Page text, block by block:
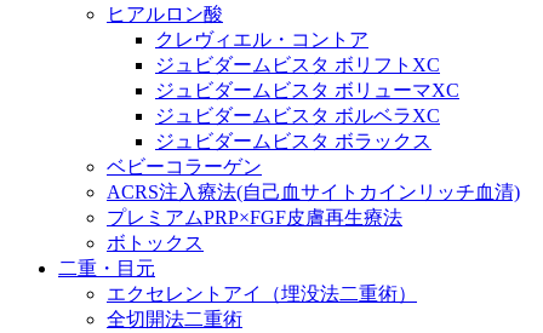
ヒアルロン酸
クレヴィエル・コントア
ジュビダームビスタ ボリフトXC
ジュビダームビスタ ボリューマXC
ジュビダームビスタ ボルベラXC
ジュビダームビスタ ボラックス
ベビーコラーゲン
ACRS注入療法(自己血サイトカインリッチ血清)
プレミアムPRP×FGF皮膚再生療法
ボトックス
二重・目元
エクセレントアイ（埋没法二重術）
全切開法二重術